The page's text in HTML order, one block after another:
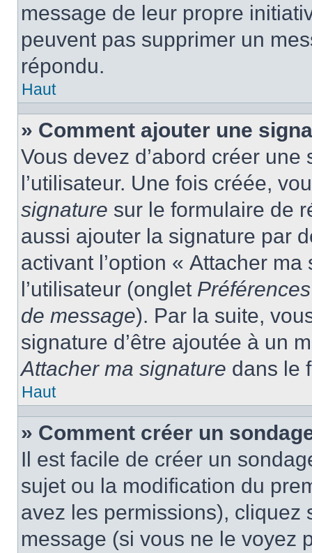
message de leur propre
peuvent pas supprimer un
répondu.
Haut
» Comment ajouter une
Vous devez d’abord créer
l’utilisateur. Une fois créée,
signature sur le formulaire de
aussi ajouter la signature par
activant l’option « Attacher
l’utilisateur (onglet
de message). Par la suite,
signature d’être ajoutée à un
Attacher ma signature dans le
Haut
» Comment créer un
Il est facile de créer un
sujet ou la modification du
avez les permissions), cliquez
message (si vous ne le voyez